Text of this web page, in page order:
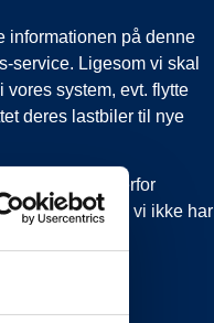
informationen på denne
service. Ligesom vi skal
system, evt. flytte
deres lastbiler til nye
aflysninger. Derfor
skrive til os, da vi ikke har